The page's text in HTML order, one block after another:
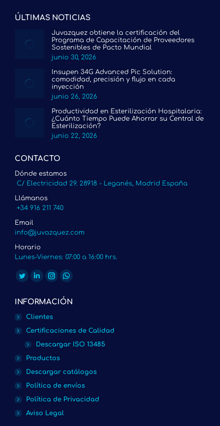
ÚLTIMAS NOTICIAS
Juvazquez obtiene la certificación del
Programa de Capacitación de Proveedores
Sostenibles de Pacto Mundial
junio 30, 2026
Insupen 34G Advanced Pic Solution:
comodidad, precisión y flujo en cada
inyección
junio 26, 2026
Productividad en Esterilización Hospitalaria:
¿Cuánto Tiempo Puede Ahorrar su Central de
Esterilización?
junio 22, 2026
CONTACTO
Dónde estamos
C/ Electricidad 29. 28918 - Leganés, Madrid España
Llámanos
+34 916 211 740
Email
info@juvazquez.com
Horario
Lunes-Viernes: 07:00 a 16:00 hrs.
Encuéntranos en:
Twitter
opens
in
new
window
Linkedin
opens
in
new
window
Instagram
opens
in
new
window
Whatsapp
new
window
INFORMACIÓN
Clientes
Certificaciones de Calidad
Descargar ISO 13485
Productos
Descargar catálogos
Política de envíos
Política de Privacidad
Aviso Legal